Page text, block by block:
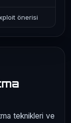
teknikleri ve
önerisi